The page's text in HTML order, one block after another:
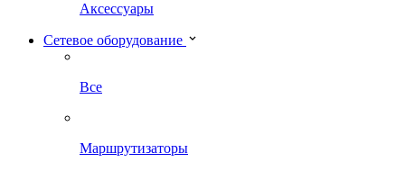
Аксессуары
Сетевое оборудование
Все
Маршрутизаторы